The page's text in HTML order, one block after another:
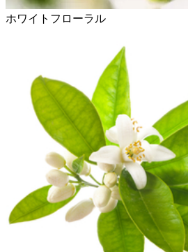
ホワイトフローラル